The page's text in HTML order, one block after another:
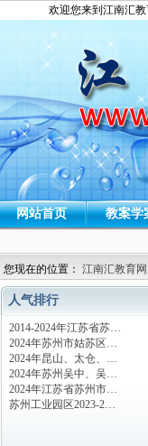
欢迎您来到江南汇教
网站首页 教案学
您现在的位置： 江南汇教育网
人气排行
2014-2024年江苏省苏…
2024年苏州市姑苏区…
2024年昆山、太仓、…
2024年苏州吴中、吴…
2024年江苏省苏州市…
苏州工业园区2023-2…